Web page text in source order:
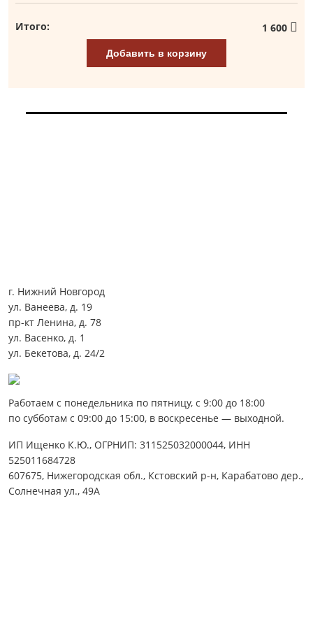
Итого: 1 600
Добавить в корзину
г. Нижний Новгород
ул. Ванеева, д. 19
пр-кт Ленина, д. 78
ул. Васенко, д. 1
ул. Бекетова, д. 24/2
Работаем с понедельника по пятницу, с 9:00 до 18:00
по субботам с 09:00 до 15:00, в воскресенье — выходной.
ИП Ищенко К.Ю., ОГРНИП: 311525032000044, ИНН
525011684728
607675, Нижегородская обл., Кстовский р-н, Карабатово дер.,
Солнечная ул., 49А